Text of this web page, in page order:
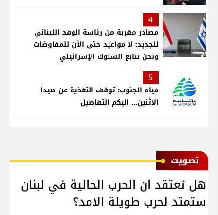
4
مصادر مقربة من رئاسة الوفد اللبناني
للجديد: لا مواعيد حتى الآن للمفاوضات
ونحن نتابع السلوك الإسرائيلي
5
مياه الجنوب: توقف التغذية عن صيدا
الاثنين... اليكم التفاصيل
ﺗﺼﻮﻳﺖ
هل تعتقد ان الحرب الحالية في لبنان
ستمتد لحرب طويلة الامد؟